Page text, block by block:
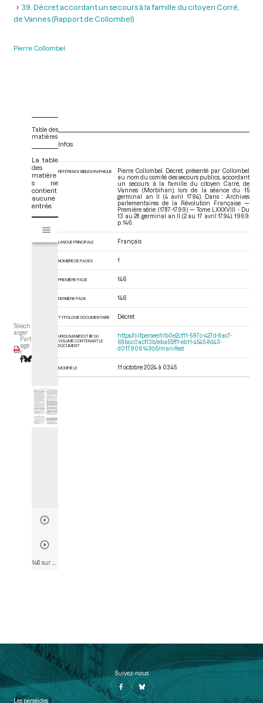
39. Décret accordant un secours à la famille du citoyen Corré,
de Vannes (Rapport de Collombel)
Pierre Collombel
Téléch
arger
Part
age
r
Table des
matières
La table
des
matière
s ne
contient
aucune
entrée.
s
i
d
o
r
Infos
RÉFÉRENCE BIBLIOGRAPHIQUE
Pierre Collombel. Décret, présenté par Collombel
au nom du comité des secours publics, accordant
un secours à la famille du citoyen Carré, de
Vannes (Morbihan), lors de la séance du 15
germinal an II (4 avril 1794). Dans : Archives
parlementaires de la Révolution Française —
Première série (1787-1799) — Tome LXXXVIII - Du
13 au 28 germinal an II (2 au 17 avril 1794) . 1969.
p. 146.
LANGUE PRINCIPALE Français
NOMBRE DE PAGES 1
PREMIÈRE PAGE 146
DERNIÈRE PAGE 146
TYPOLOGIE DOCUMENTAIRE Décret
URI DU MANIFEST IIIF DU
VOLUME CONTENANT LE
DOCUMENT
https://iiif.persee.fr/b0e2cf11-597c-427d-8ac7-
68bcc0acf13b/eba55ff1-eb11-4545-8d43-
d017906149b5/manifest
MODIFIÉ LE 11 octobre 2024 à 03:45
Suivez-nous
Les perséides